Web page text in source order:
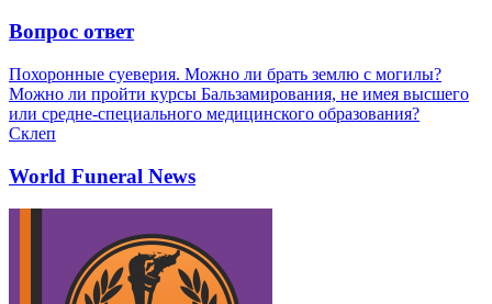
Вопрос ответ
Похоронные суеверия. Можно ли брать землю с могилы?
Можно ли пройти курсы Бальзамирования, не имея высшего
или средне-специального медицинского образования?
Склеп
World Funeral News